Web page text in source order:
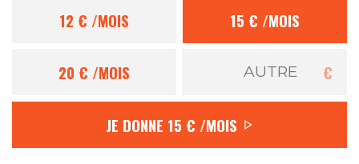
12 € /MOIS 15 € /MOIS
20 € /MOIS €
JE DONNE 15 € /MOIS